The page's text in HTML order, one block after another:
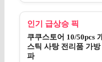
인기 급상승 픽
쿠쿠스토어 10/50pcs
스틱 사탕 전리품 가
파